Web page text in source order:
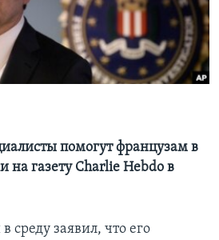
помогут французам в
на газету Charlie Hebdo в
среду заявил, что его